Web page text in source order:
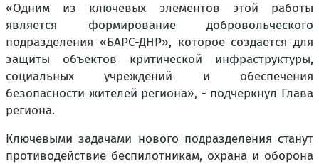
«Одним из ключевых элементов этой работы
является формирование добровольческого
подразделения «БАРС-ДНР», которое создается для
защиты объектов критической инфраструктуры,
социальных учреждений и обеспечения
безопасности жителей региона», - подчеркнул Глава
региона.
Ключевыми задачами нового подразделения станут
противодействие беспилотникам, охрана и оборона